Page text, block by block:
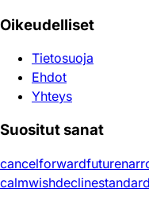
Oikeudelliset
Tietosuoja
Ehdot
Yhteys
Suositut sanat
cancelforwardfuture
calmwishdeclinestandard